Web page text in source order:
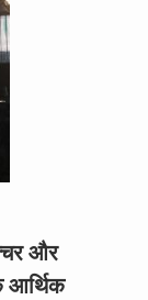
और
आर्थिक